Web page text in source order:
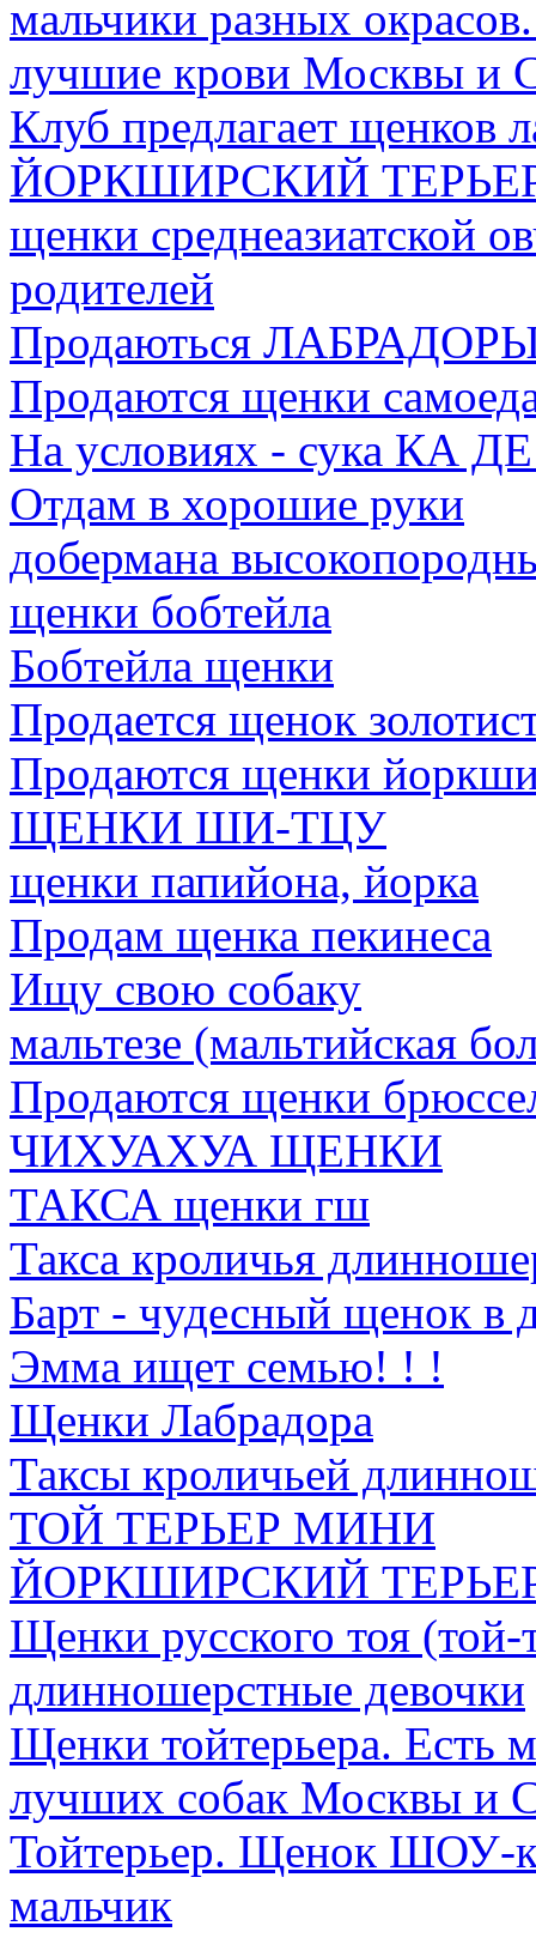
мальчики разных
лучшие крови Москвы и
Клуб предлагает щенков
ЙОРКШИРСКИЙ
щенки среднеазиатской
родителей
Продаються
Продаются щенки
На условиях - сука КА
Отдам в хорошие руки
добермана
щенки бобтейла
Бобтейла щенки
Продается щенок
Продаются щенки
ЩЕНКИ ШИ-ТЦУ
щенки папийона, йорка
Продам щенка пекинеса
Ищу свою собаку
мальтезе (мальтийская
Продаются щенки
ЧИХУАХУА ЩЕНКИ
ТАКСА щенки гш
Такса кроличья
Барт - чудесный щенок в
Эмма ищет семью! ! !
Щенки Лабрадора
Таксы кроличьей
ТОЙ ТЕРЬЕР МИНИ
ЙОРКШИРСКИЙ
Щенки русского тоя
длинношерстные девочки
Щенки тойтерьера. Есть
лучших собак Москвы и
Тойтерьер. Щенок ШОУ-
мальчик